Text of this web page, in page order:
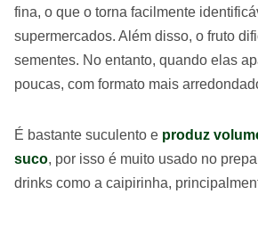
fina, o que o torna facilmente
supermercados. Além disso, o fruto
sementes. No entanto, quando elas
poucas, com formato mais
É bastante suculento e produz
suco, por isso é muito usado no
drinks como a caipirinha,